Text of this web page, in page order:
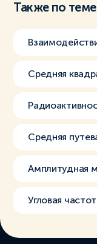
Также по теме
Средняя
Средняя
Амплитудная
Угловая